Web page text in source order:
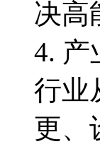
决高
4. 产
行业
更、